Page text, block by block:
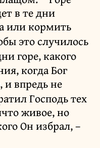
в те дни
или кормить
это случилось
горе, какого
когда Бог
и впредь не
Господь тех
живое, но
Он избрал, –